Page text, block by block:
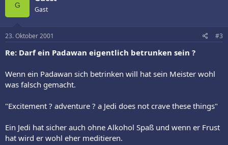
G Gast
23. Oktober 2001 #3
Re: Darf ein Padawan eigentlich betrunken sein ?
Wenn ein Padawan sich betrinken will hat sein Meister wohl
was falsch gemacht.
"Excitement ? adventure ? a Jedi does not crave these things"
Ein Jedi hat sicher auch ohne Alkohol Spaß und wenn er Frust
hat wird er wohl eher meditieren.